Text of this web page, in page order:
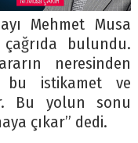
Mehmet Musa
bulundu.
neresinden
bu istikamet ve
Bu yolun sonu
çıkar” dedi.